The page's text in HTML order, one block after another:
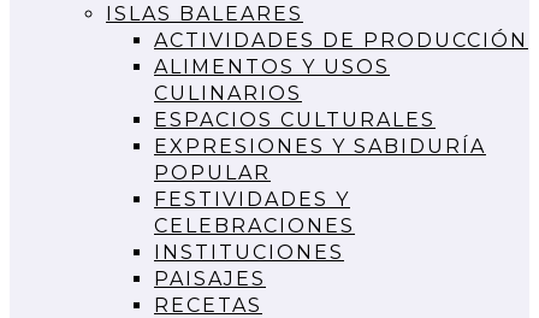
ISLAS BALEARES
ACTIVIDADES DE PRODUCCIÓN
ALIMENTOS Y USOS
CULINARIOS
ESPACIOS CULTURALES
EXPRESIONES Y SABIDURÍA
POPULAR
FESTIVIDADES Y
CELEBRACIONES
INSTITUCIONES
PAISAJES
RECETAS